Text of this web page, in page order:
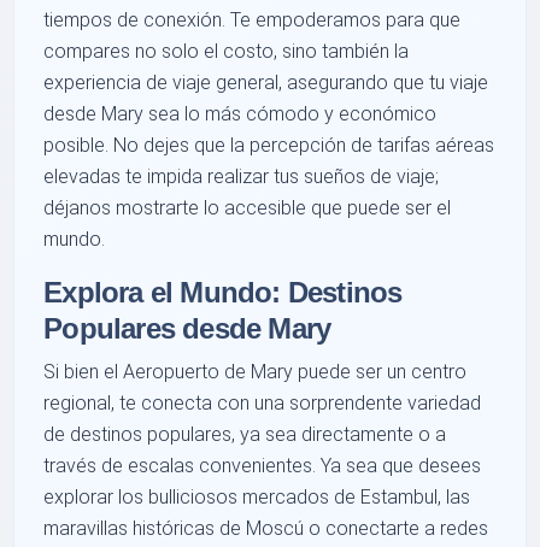
tiempos de conexión. Te empoderamos para que
compares no solo el costo, sino también la
experiencia de viaje general, asegurando que tu viaje
desde Mary sea lo más cómodo y económico
posible. No dejes que la percepción de tarifas aéreas
elevadas te impida realizar tus sueños de viaje;
déjanos mostrarte lo accesible que puede ser el
mundo.
Explora el Mundo: Destinos
Populares desde Mary
Si bien el Aeropuerto de Mary puede ser un centro
regional, te conecta con una sorprendente variedad
de destinos populares, ya sea directamente o a
través de escalas convenientes. Ya sea que desees
explorar los bulliciosos mercados de Estambul, las
maravillas históricas de Moscú o conectarte a redes